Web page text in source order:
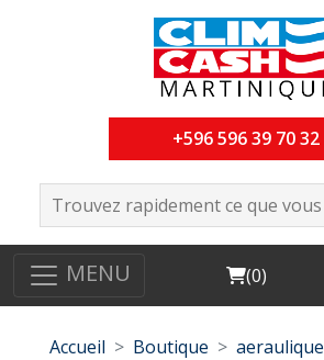
+596 596 39 70 32
MENU Cart
(0)
Accueil Boutique aeraulique